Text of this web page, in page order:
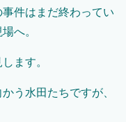
事件はまだ終わってい
へ。
ます。
う水田たちですが、